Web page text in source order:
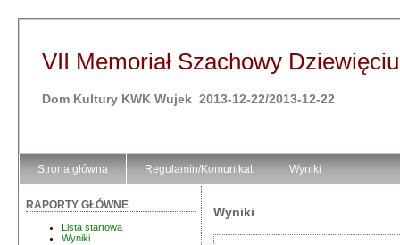
VII Memoriał Szachowy
Dom Kultury KWK Wujek 2013-12-22/2013-12-22
Strona główna Regulamin/Komunikat Wyniki
RAPORTY GŁÓWNE
Lista startowa
Wyniki
Wyniki